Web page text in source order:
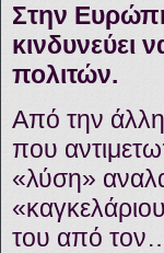
Στην
κινδυνεύει
πολιτών.
Από την
που
«λύση»
του από